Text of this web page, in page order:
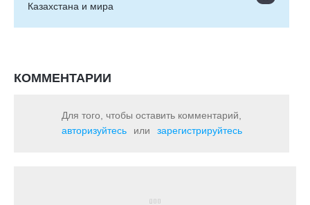
Казахстана и мира
КОММЕНТАРИИ
Для того, чтобы оставить комментарий,
авторизуйтесь
или зарегистрируйтесь